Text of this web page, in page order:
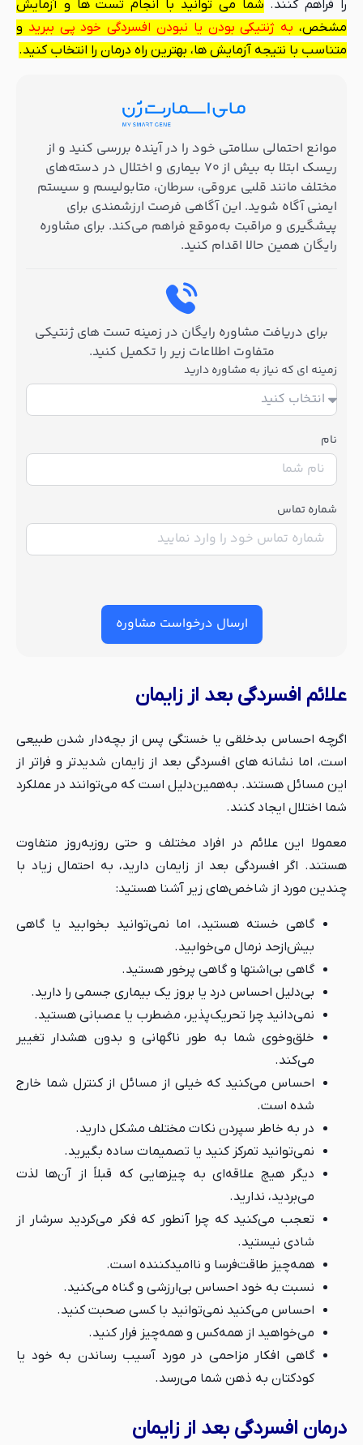
را فراهم کنند. شما می توانید با انجام تست ها و آزمایش
مشخص، به ژنتیکی بودن یا نبودن افسردگی خود پی ببرید و
متناسب با نتیجه آزمایش ها، بهترین راه درمان را انتخاب کنید.
موانع احتمالی سلامتی خود را در آینده بررسی کنید و از
ریسک ابتلا به بیش از ۷۰ بیماری و اختلال در دسته‌های
مختلف مانند قلبی عروقی، سرطان، متابولیسم و سیستم
ایمنی آگاه شوید. این آگاهی فرصت ارزشمندی برای
پیشگیری و مراقبت به‌موقع فراهم می‌کند. برای مشاوره
رایگان همین حالا اقدام کنید.
برای دریافت مشاوره رایگان در زمینه تست های ژنتیکی
متفاوت اطلاعات زیر را تکمیل کنید.
زمینه ای که نیاز به مشاوره دارید
نام
شماره تماس
ارسال درخواست مشاوره
علائم افسردگی بعد از زایمان
اگرچه احساس بدخلقی یا خستگی پس از بچه‌دار شدن طبیعی
است، اما نشانه های افسردگی بعد از زایمان شدیدتر و فراتر از
این مسائل هستند. به‌همین‌دلیل است که می‌توانند در عملکرد
شما اختلال ایجاد کنند.
معمولا این علائم در افراد مختلف و حتی روزبه‌روز متفاوت
هستند. اگر افسردگی بعد از زایمان دارید، به احتمال زیاد با
چندین مورد از شاخص‌های زیر آشنا هستید:
گاهی خسته هستید، اما نمی‌توانید بخوابید یا گاهی
بیش‌ازحد نرمال می‌خوابید.
گاهی بی‌اشتها و گاهی پرخور هستید.
بی‌دلیل احساس درد یا بروز یک بیماری جسمی را دارید.
نمی‌دانید چرا تحریک‌پذیر، مضطرب یا عصبانی هستید.
خلق‌وخوی شما به طور ناگهانی و بدون هشدار تغییر
می‌کند.
احساس می‌کنید که خیلی از مسائل از کنترل شما خارج
شده است.
در به خاطر سپردن نکات مختلف مشکل دارید.
نمی‌توانید تمرکز کنید یا تصمیمات ساده بگیرید.
دیگر هیچ علاقه‌ای به چیزهایی که قبلاً از آن‌ها لذت
می‌بردید، ندارید.
تعجب می‌کنید که چرا آنطور که فکر می‌کردید سرشار از
شادی نیستید.
همه‌چیز طاقت‌فرسا و ناامیدکننده است.
نسبت به خود احساس بی‌ارزشی و گناه می‌کنید.
احساس می‌کنید نمی‌توانید با کسی صحبت کنید.
می‌خواهید از همه‌کس و همه‌چیز فرار کنید.
گاهی افکار مزاحمی در مورد آسیب رساندن به خود یا
کودکتان به ذهن شما می‌رسد.
درمان افسردگی بعد از زایمان